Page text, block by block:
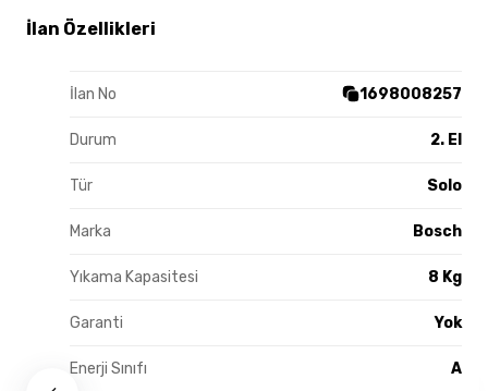
İlan Özellikleri
İlan No 1698008257
Durum 2. El
Tür Solo
Marka Bosch
Yıkama Kapasitesi 8 Kg
Garanti Yok
Enerji Sınıfı A